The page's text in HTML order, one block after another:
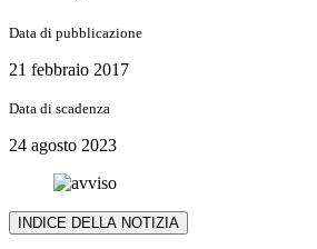
Data di pubblicazione
21 febbraio 2017
Data di scadenza
24 agosto 2023
INDICE DELLA NOTIZIA